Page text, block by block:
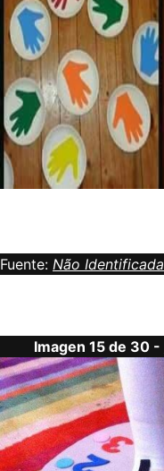
Fuente: Não Identificada
Imagen 15 de 30 -